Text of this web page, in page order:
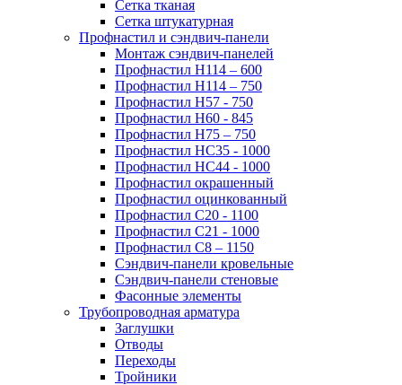
Сетка тканая
Сетка штукатурная
Профнастил и сэндвич-панели
Монтаж сэндвич-панелей
Профнастил Н114 – 600
Профнастил Н114 – 750
Профнастил Н57 - 750
Профнастил Н60 - 845
Профнастил Н75 – 750
Профнастил НС35 - 1000
Профнастил НС44 - 1000
Профнастил окрашенный
Профнастил оцинкованный
Профнастил С20 - 1100
Профнастил С21 - 1000
Профнастил С8 – 1150
Сэндвич-панели кровельные
Сэндвич-панели стеновые
Фасонные элементы
Трубопроводная арматура
Заглушки
Отводы
Переходы
Тройники